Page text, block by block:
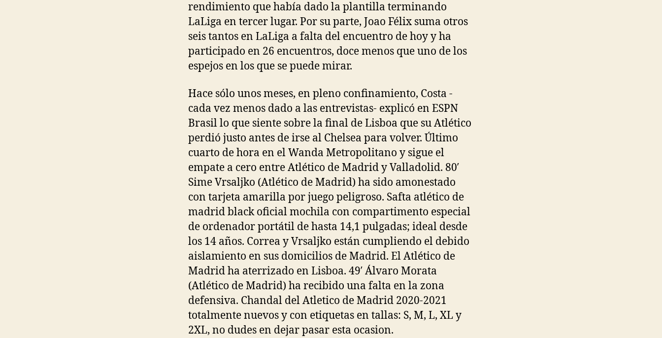
rendimiento que había dado la plantilla terminando
LaLiga en tercer lugar. Por su parte, Joao Félix suma otros
seis tantos en LaLiga a falta del encuentro de hoy y ha
participado en 26 encuentros, doce menos que uno de los
espejos en los que se puede mirar.
Hace sólo unos meses, en pleno confinamiento, Costa -
cada vez menos dado a las entrevistas- explicó en ESPN
Brasil lo que siente sobre la final de Lisboa que su Atlético
perdió justo antes de irse al Chelsea para volver. Último
cuarto de hora en el Wanda Metropolitano y sigue el
empate a cero entre Atlético de Madrid y Valladolid. 80′
Sime Vrsaljko (Atlético de Madrid) ha sido amonestado
con tarjeta amarilla por juego peligroso. Safta atlético de
madrid black oficial mochila con compartimento especial
de ordenador portátil de hasta 14,1 pulgadas; ideal desde
los 14 años. Correa y Vrsaljko están cumpliendo el debido
aislamiento en sus domicilios de Madrid. El Atlético de
Madrid ha aterrizado en Lisboa. 49′ Álvaro Morata
(Atlético de Madrid) ha recibido una falta en la zona
defensiva. Chandal del Atletico de Madrid 2020-2021
totalmente nuevos y con etiquetas en tallas: S, M, L, XL y
2XL, no dudes en dejar pasar esta ocasion.